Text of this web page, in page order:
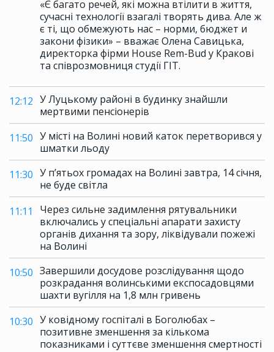
«Є багато речей, які можна втілити в життя,
сучасні технології взагалі творять дива. Але ж
є ті, що обмежують нас – норми, бюджет и
закони фізики» – вважає Олена Савицька,
директорка фірми House Rem-Bud у Кракові
та співрозмовниця студії ГІТ.
12:12 У Луцькому районі в будинку знайшли
мертвими пенсіонерів
11:50 У місті на Волині новий каток перетворився у
шматки льоду
11:30 У п’ятьох громадах на Волині завтра, 14 січня,
не буде світла
11:11
Через сильне задимлення рятувальники
включались у спеціальні апарати захисту
органів дихання та зору, ліквідували пожежі
на Волині
10:50 Завершили досудове розслідування щодо
розкрадання волинськими експосадовцями
шахти вугілля на 1,8 млн гривень
10:30 У ковідному госпіталі в Боголюбах –
позитивне зменшення за кількома
показниками і суттєве зменшення смертності